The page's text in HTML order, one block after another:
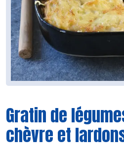
Gratin de
chèvre et